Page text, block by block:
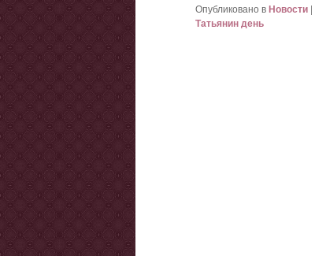
Опубликовано вНовости |
Татьянин день